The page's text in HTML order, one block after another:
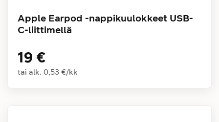
Apple Earpod -nappikuulokkeet USB-
C-liittimellä
19 €
tai alk. 0,53 €/kk